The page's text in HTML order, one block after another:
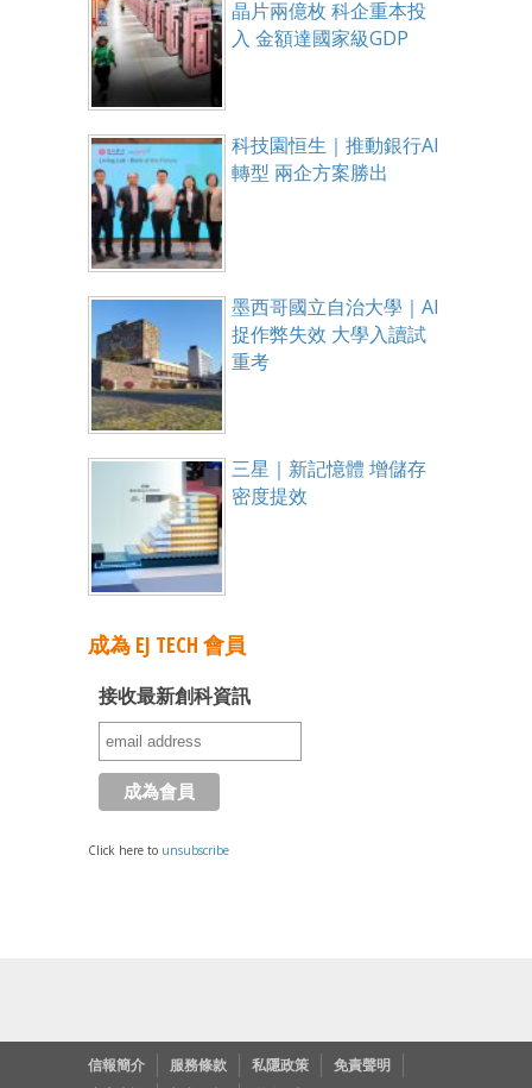
晶片兩億枚 科企重本投
入 金額達國家級GDP
科技園恒生｜推動銀行AI
轉型 兩企方案勝出
墨西哥國立自治大學｜AI
捉作弊失效 大學入讀試
重考
三星｜新記憶體 增儲存
密度提效
成為 EJ TECH 會員
接收最新創科資訊
Click here to unsubscribe
信報簡介 服務條款 私隱政策
免責聲明